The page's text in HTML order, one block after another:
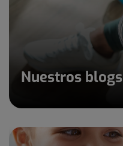
Nuestros blogs